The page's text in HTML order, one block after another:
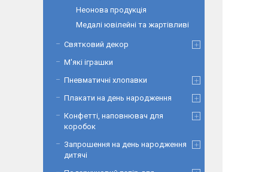
Неонова продукція
Медалі ювілейні та жартівливі
Святковий декор
М'які іграшки
Пневматичні хлопавки
Плакати на день народження
Конфетті, наповнювач для
коробок
Запрошення на день народження
дитячі